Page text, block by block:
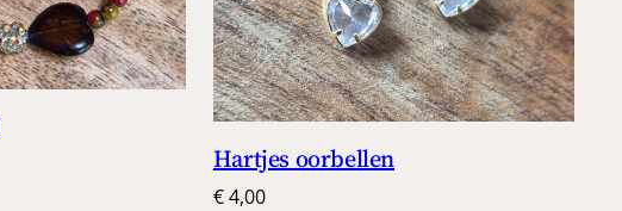
Hartjes oorbellen
€4,00